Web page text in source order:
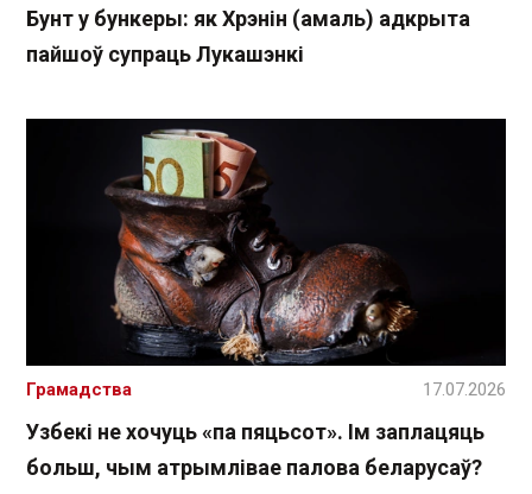
Бунт у бункеры: як Хрэнін (амаль) адкрыта
пайшоў супраць Лукашэнкі
Узбекі не хочуць «па пяцьсот». Ім заплацяць
больш, чым атрымлівае палова беларусаў?
Грамадства 17.07.2026